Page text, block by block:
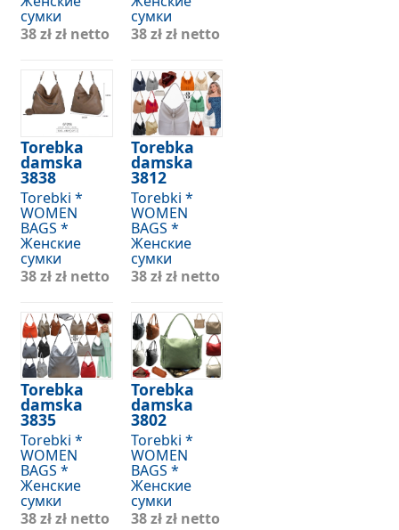
сумки
38 złzł netto
Torebka
damska
3838
Torebki *
WOMEN
BAGS *
Женские
сумки
38 złzł netto
Torebka
damska
3835
Torebki *
WOMEN
BAGS *
Женские
сумки
38 złzł netto
сумки
38 złzł netto
Torebka
damska
3812
Torebki *
WOMEN
BAGS *
Женские
сумки
38 złzł netto
Torebka
damska
3802
Torebki *
WOMEN
BAGS *
Женские
сумки
38 złzł netto